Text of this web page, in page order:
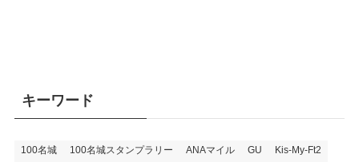
キーワード
100名城 100名城スタンプラリー ANAマイル GU
Kis-My-Ft2